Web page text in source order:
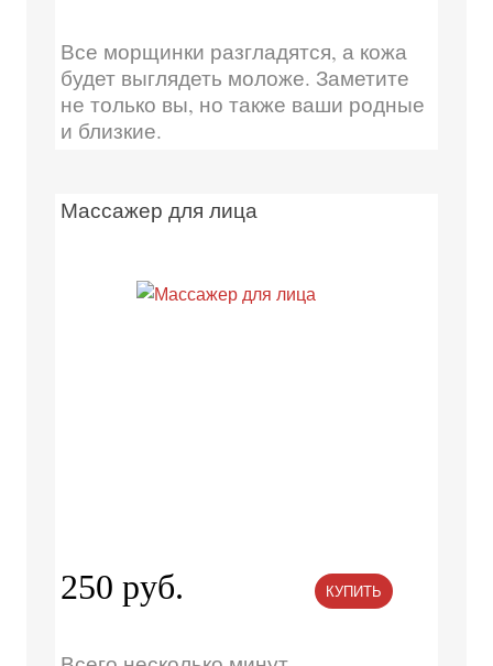
Все морщинки разгладятся, а кожа
будет выглядеть моложе. Заметите
не только вы, но также ваши родные
и близкие.
Массажер для лица
250 руб. КУПИТЬ